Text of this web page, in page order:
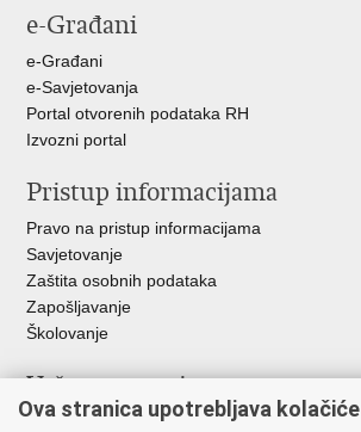
FacebookuTwitteru
e-Građani
e-Građani
e-Savjetovanja
Portal otvorenih podataka RH
Izvozni portal
Pristup informacijama
Pravo na pristup informacijama
Savjetovanje
Zaštita osobnih podataka
Zapošljavanje
Školovanje
Važne poveznice
Ministarstvo unutarnjih poslova
Ova stranica upotrebljava kolačiće